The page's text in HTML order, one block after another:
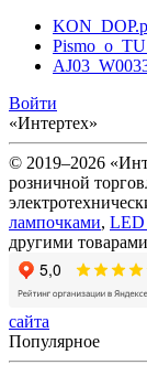
Войти
«Интертех»
© 2019–2026
розничной
лампочками, LED
другими
сайта
Популярное